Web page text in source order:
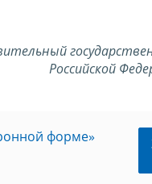
Российской
форме»